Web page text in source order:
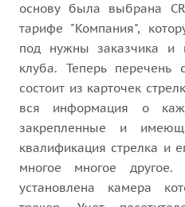
основу была выбрана
тарифе "Компания",
под нужны заказчика и
клуба. Теперь перечень
состоит из карточек
вся информация о
закрепленные и
квалификация стрелка и
многое многое
установлена камера